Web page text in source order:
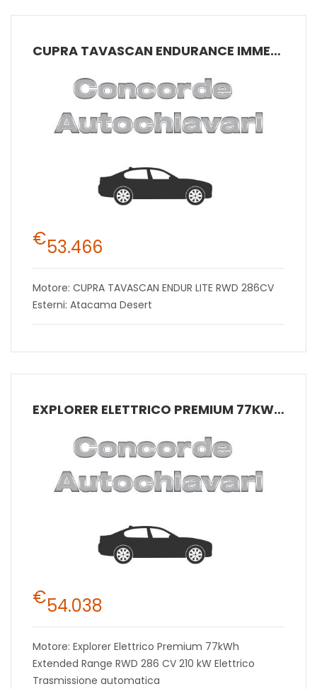
CUPRA TAVASCAN ENDURANCE IMMERSIVE 77 KWH (NET) 210 KW (286 CV) ELETTRICA RAPPORTO SINGOLO RWD
€53.466
Motore: CUPRA TAVASCAN ENDUR LITE RWD 286CV
Esterni: Atacama Desert
EXPLORER ELETTRICO PREMIUM 77KWH EXTENDED RANGE RWD 286 CV 210 KW ELETTRICO TRASMISSIONE AUTOMATICA
€54.038
Motore: Explorer Elettrico Premium 77kWh
Extended Range RWD 286 CV 210 kW Elettrico
Trasmissione automatica